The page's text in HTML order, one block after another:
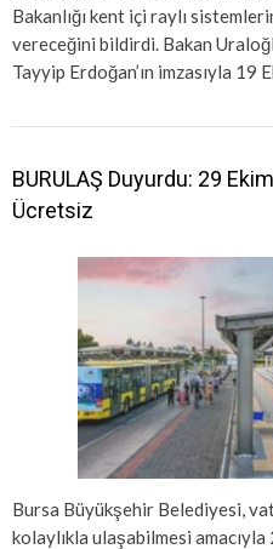
Bakanlığı kent içi raylı
vereceğini bildirdi. Bakan
Tayyip Erdoğan’ın imzasıyla 19
BURULAŞ Duyurdu: 29
Ücretsiz
Bursa Büyükşehir Belediyesi,
kolaylıkla ulaşabilmesi